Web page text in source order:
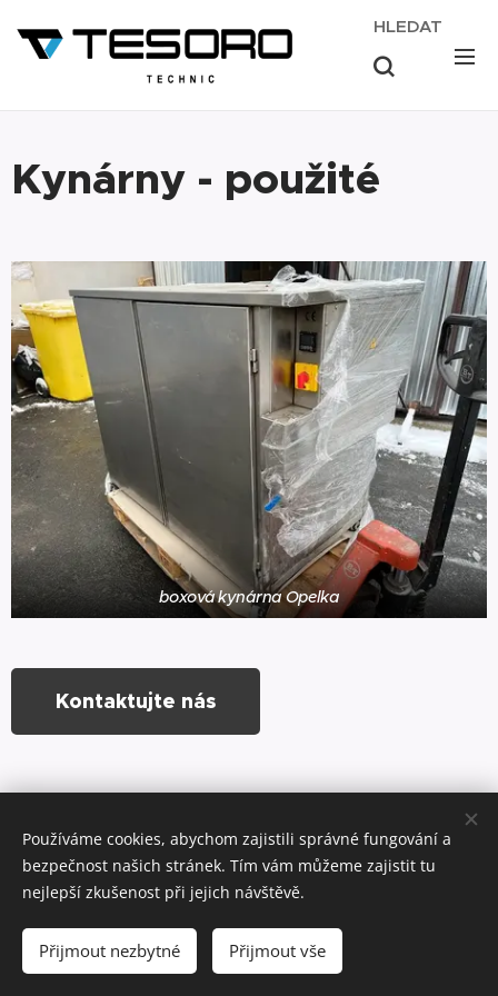
HLEDAT
Kynárny - použité
boxová kynárna Opelka
Kontaktujte nás
Tesoro Technic s.r.o.
Zásady ochrany osobních údajů
Jazyky
Čeština
English
Používáme cookies, abychom zajistili správné fungování a
bezpečnost našich stránek. Tím vám můžeme zajistit tu
nejlepší zkušenost při jejich návštěvě.
Přijmout nezbytné Přijmout vše